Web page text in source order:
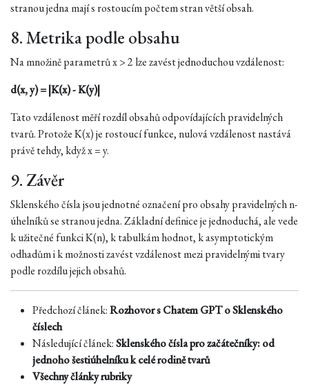
stranou jedna mají s rostoucím počtem stran větší obsah.
8. Metrika podle obsahu
Na množině parametrů x > 2 lze zavést jednoduchou vzdálenost:
d(x, y) = |K(x) - K(y)|
Tato vzdálenost měří rozdíl obsahů odpovídajících pravidelných
tvarů. Protože K(x) je rostoucí funkce, nulová vzdálenost nastává
právě tehdy, když x = y.
9. Závěr
Sklenského čísla jsou jednotné označení pro obsahy pravidelných n-
úhelníků se stranou jedna. Základní definice je jednoduchá, ale vede
k užitečné funkci K(n), k tabulkám hodnot, k asymptotickým
odhadům i k možnosti zavést vzdálenost mezi pravidelnými tvary
podle rozdílu jejich obsahů.
Předchozí článek:Rozhovor s Chatem GPT o Sklenského
číslech
Následující článek:Sklenského čísla pro začátečníky: od
jednoho šestiúhelníku k celé rodině tvarů
Všechny články rubriky